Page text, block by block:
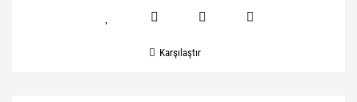
Karşılaştır